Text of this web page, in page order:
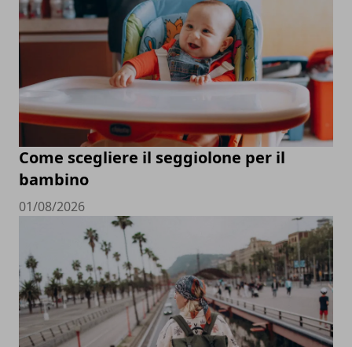
Come scegliere il seggiolone per il
bambino
01/08/2026